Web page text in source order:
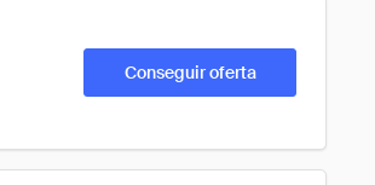
Conseguir oferta